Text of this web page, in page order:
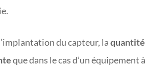
du capteur, laquantité
que dans le cas d’un équipement